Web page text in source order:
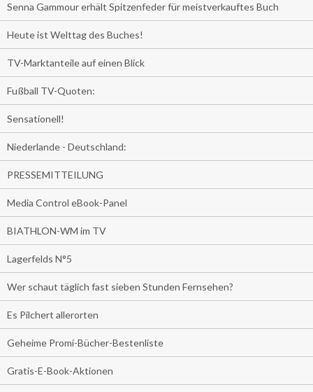
Senna Gammour erhält Spitzenfeder für meistverkauftes Buch
Heute ist Welttag des Buches!
TV-Marktanteile auf einen Blick
Fußball TV-Quoten:
Sensationell!
Niederlande - Deutschland:
PRESSEMITTEILUNG
Media Control eBook-Panel
BIATHLON-WM im TV
Lagerfelds N°5
Wer schaut täglich fast sieben Stunden Fernsehen?
Es Pilchert allerorten
Geheime Promi-Bücher-Bestenliste
Gratis-E-Book-Aktionen